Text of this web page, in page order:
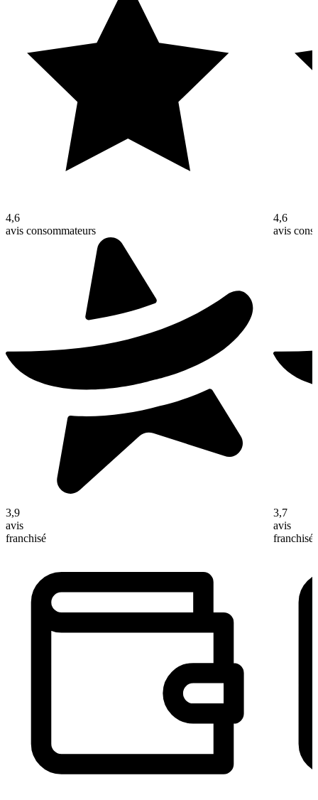
4,6
avis consommateurs
3,9
avis
franchisé
4,6
avis
3,7
avis
franchisé